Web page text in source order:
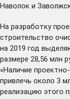
Наволок и
На разработку
строительство
на 2019 год
размере 28,56 млн
«Наличие
привлечь около 3
реализацию этого